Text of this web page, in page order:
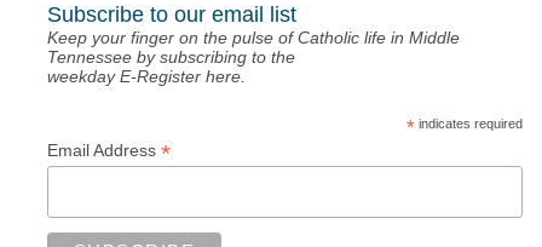
Subscribe to our email list
Keep your finger on the pulse of Catholic life in Middle
Tennessee by subscribing to the
weekday E-Register here.
*indicates required
Email Address *